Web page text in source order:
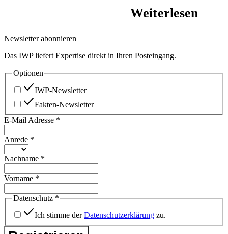
Weiterlesen
Newsletter abonnieren
Das IWP liefert Expertise direkt in Ihren Posteingang.
Optionen
IWP-Newsletter
Fakten-Newsletter
E-Mail Adresse *
Anrede *
Nachname *
Vorname *
Datenschutz *
Ich stimme derDatenschutzerklärung zu.